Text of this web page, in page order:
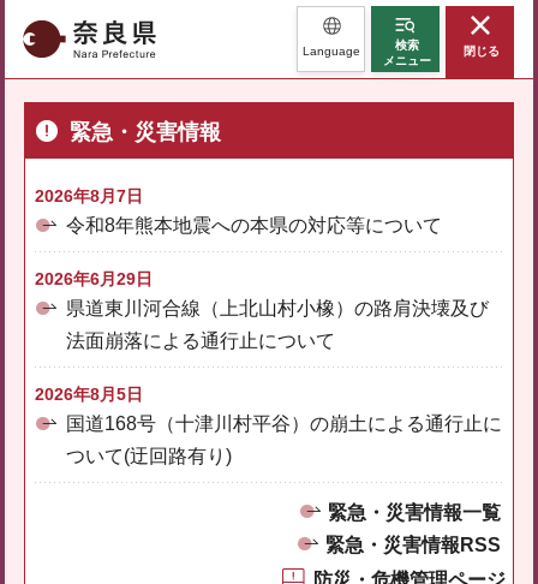
奈良県 Language
検索
メニュー
閉じる
緊急・災害情報
2026年8月7日
令和8年熊本地震への本県の対応等について
2026年6月29日
県道東川河合線（上北山村小橡）の路肩決壊及び
法面崩落による通行止について
2026年8月5日
国道168号（十津川村平谷）の崩土による通行止に
ついて(迂回路有り)
緊急・災害情報一覧
緊急・災害情報RSS
防災・危機管理ページ